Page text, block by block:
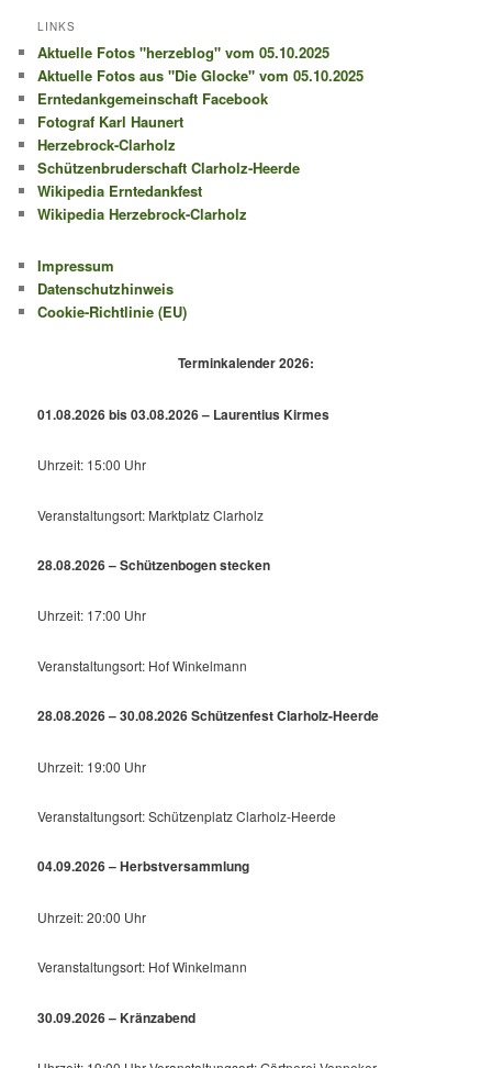
LINKS
Aktuelle Fotos "herzeblog" vom 05.10.2025
Aktuelle Fotos aus "Die Glocke" vom 05.10.2025
Erntedankgemeinschaft Facebook
Fotograf Karl Haunert
Herzebrock-Clarholz
Schützenbruderschaft Clarholz-Heerde
Wikipedia Erntedankfest
Wikipedia Herzebrock-Clarholz
Impressum
Datenschutzhinweis
Cookie-Richtlinie (EU)
Terminkalender 2026:
01.08.2026 bis 03.08.2026 – Laurentius Kirmes
Uhrzeit: 15:00 Uhr
Veranstaltungsort: Marktplatz Clarholz
28.08.2026 – Schützenbogen stecken
Uhrzeit: 17:00 Uhr
Veranstaltungsort: Hof Winkelmann
28.08.2026 – 30.08.2026 Schützenfest Clarholz-Heerde
Uhrzeit: 19:00 Uhr
Veranstaltungsort: Schützenplatz Clarholz-Heerde
04.09.2026 – Herbstversammlung
Uhrzeit: 20:00 Uhr
Veranstaltungsort: Hof Winkelmann
30.09.2026 – Kränzabend